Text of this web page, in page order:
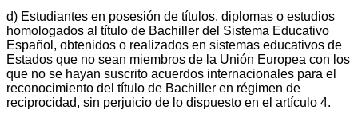
d) Estudiantes en posesión de títulos, diplomas o estudios
homologados al título de Bachiller del Sistema Educativo
Español, obtenidos o realizados en sistemas educativos de
Estados que no sean miembros de la Unión Europea con los
que no se hayan suscrito acuerdos internacionales para el
reconocimiento del título de Bachiller en régimen de
reciprocidad, sin perjuicio de lo dispuesto en el artículo 4.